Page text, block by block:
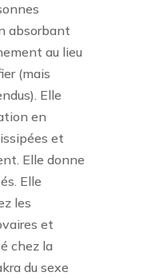
absorbant
au lieu
(mais
Elle
en
et
Elle donne
Elle
les
et
chez la
du sexe